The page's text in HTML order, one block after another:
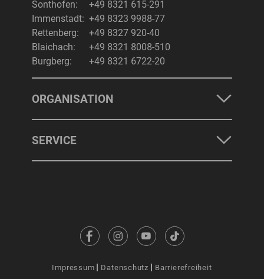
Sonthofen:
+49 8321 615-291
Immenstadt: +49 8323 9988-77
Rettenberg:
+49 8327 920-40
Blaichach:
+49 8321 8008-510
Burgberg:
+49 8321 6722-20
ORGANISATION
SERVICE
Impressum Datenschutz Barrierefreiheit